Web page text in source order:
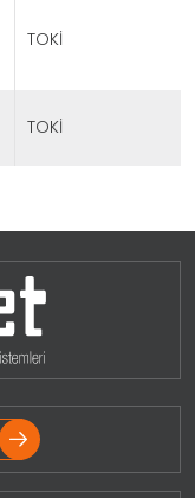
TOKİ
TOKİ